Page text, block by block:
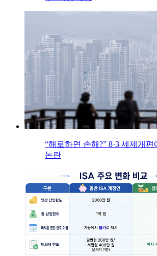
“해로하면 손해?” 8·3 세제개편
논란